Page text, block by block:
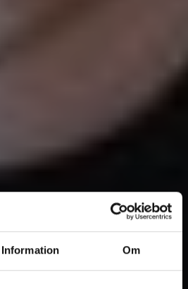
Information Om